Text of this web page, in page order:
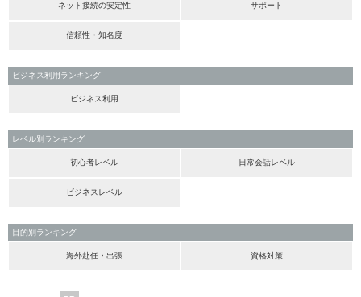
ネット接続の安定性 サポート
信頼性・知名度
ビジネス利用ランキング
ビジネス利用
レベル別ランキング
初心者レベル 日常会話レベル
ビジネスレベル
目的別ランキング
海外赴任・出張 資格対策